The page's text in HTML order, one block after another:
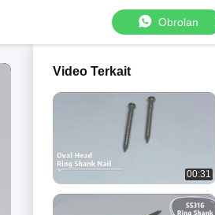
Obrolan
Video Terkait
00:31